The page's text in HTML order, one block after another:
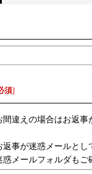
須]
間違えの場合はお返事
返事が迷惑メールと
メールフォルダもご